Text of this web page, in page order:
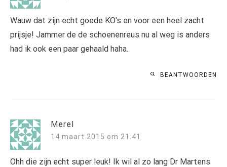
Wauw dat zijn echt goede KO's en voor een heel zacht
prijsje! Jammer de de schoenenreus nu al weg is anders
had ik ook een paar gehaald haha.
BEANTWOORDEN
Merel
14 maart 2015 om 21:41
Ohh die zijn echt super leuk! Ik wil al zo lang Dr Martens